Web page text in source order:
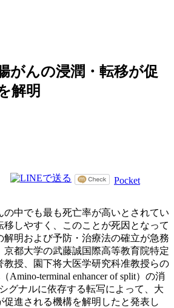
がんの浸潤・転移が促
解明
Pocket
中でも最も死亡率が高いとされてい
移しやすく、このことが死因となって
解明および予防・治療法の確立が急務
京都大学の武藤誠国際高等教育院特定
教授、園下将大医学研究科准教授らの
Amino-terminal enhancer of split）の消
グナルに依存する転写によって、大
促進される機構を解明したと発表し